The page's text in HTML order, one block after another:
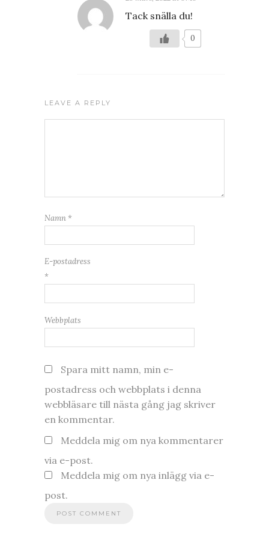
Tack snälla du!
0
LEAVE A REPLY
Namn *
E-postadress
*
Webbplats
Spara mitt namn, min e-
postadress och webbplats i denna
webbläsare till nästa gång jag skriver
en kommentar.
Meddela mig om nya kommentarer
via e-post.
Meddela mig om nya inlägg via e-
post.